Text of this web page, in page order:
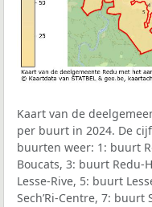
Kaart van de
per buurt in 2024. De
buurten weer: 1: buurt
Boucats, 3: buurt Redu-
Lesse-Rive, 5: buurt
Sech’Ri-Centre, 7: buurt